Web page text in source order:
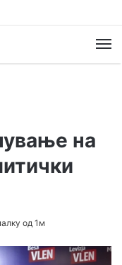
на
од 1м